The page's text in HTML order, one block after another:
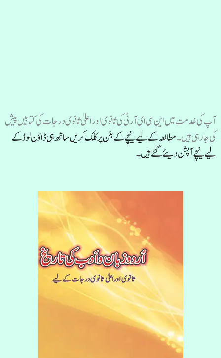
آپ کی خدمت میں این سی ای آر ٹی کی ثانوی اور اعلیٰ ثانوی درجات کی کتابیں پیش
کی جارہی ہیں۔مطالعہ کے لیے نیچے کے بٹن پر کلک کریں ساتھ ہی ڈاؤن لوڈ کے
لیے نیچے آپشن دیئے گئے ہیں۔